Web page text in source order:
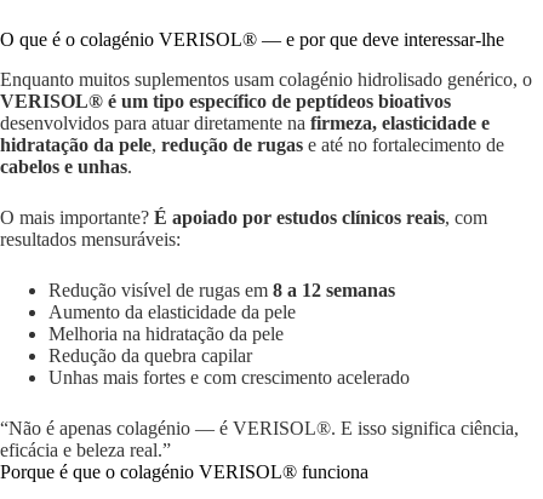
O que é o colagénio VERISOL® — e por que deve interessar-lhe
Enquanto muitos suplementos usam colagénio hidrolisado genérico, o
VERISOL® é um tipo específico de peptídeos bioativos
desenvolvidos para atuar diretamente na firmeza, elasticidade e
hidratação da pele, redução de rugas e até no fortalecimento de
cabelos e unhas.
O mais importante? É apoiado por estudos clínicos reais, com
resultados mensuráveis:
Redução visível de rugas em 8 a 12 semanas
Aumento da elasticidade da pele
Melhoria na hidratação da pele
Redução da quebra capilar
Unhas mais fortes e com crescimento acelerado
“Não é apenas colagénio — é VERISOL®. E isso significa ciência,
eficácia e beleza real.”
Porque é que o colagénio VERISOL® funciona